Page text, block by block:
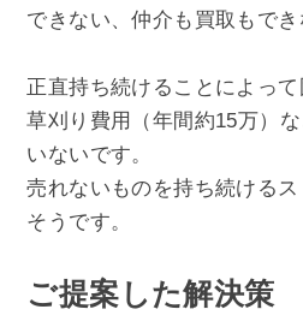
できない、仲介も買取もでき
正直持ち続けることによっ
草刈り費用（年間約15万）
いないです。
売れないものを持ち続ける
そうです。
ご提案した解決策